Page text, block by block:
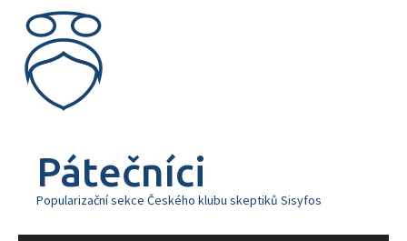
content
Pátečníci
Popularizační sekce Českého klubu skeptiků Sisyfos